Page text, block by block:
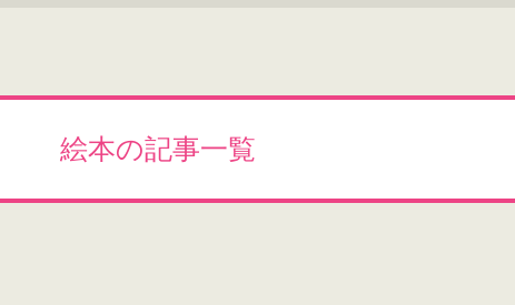
絵本の記事一覧